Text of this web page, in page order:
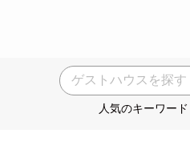
人気のキーワード